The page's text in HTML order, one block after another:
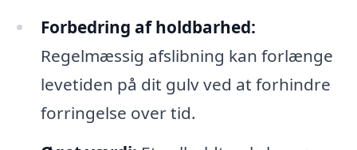
Forbedring af holdbarhed:
Regelmæssig afslibning kan forlænge
levetiden på dit gulv ved at forhindre
forringelse over tid.